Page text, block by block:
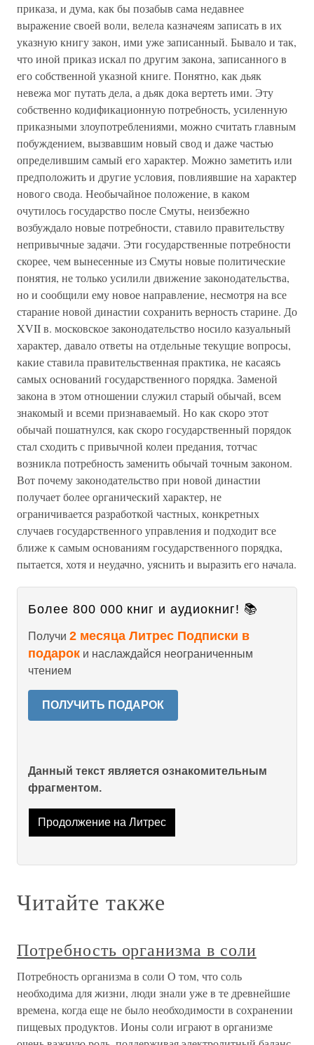
приказа, и дума, как бы позабыв сама недавнее
выражение своей воли, велела казначеям записать в их
указную книгу закон, ими уже записанный. Бывало и так,
что иной приказ искал по другим закона, записанного в
его собственной указной книге. Понятно, как дьяк
невежа мог путать дела, а дьяк дока вертеть ими. Эту
собственно кодификационную потребность, усиленную
приказными злоупотреблениями, можно считать главным
побуждением, вызвавшим новый свод и даже частью
определившим самый его характер. Можно заметить или
предположить и другие условия, повлиявшие на характер
нового свода. Необычайное положение, в каком
очутилось государство после Смуты, неизбежно
возбуждало новые потребности, ставило правительству
непривычные задачи. Эти государственные потребности
скорее, чем вынесенные из Смуты новые политические
понятия, не только усилили движение законодательства,
но и сообщили ему новое направление, несмотря на все
старание новой династии сохранить верность старине. До
XVII в. московское законодательство носило казуальный
характер, давало ответы на отдельные текущие вопросы,
какие ставила правительственная практика, не касаясь
самых оснований государственного порядка. Заменой
закона в этом отношении служил старый обычай, всем
знакомый и всеми признаваемый. Но как скоро этот
обычай пошатнулся, как скоро государственный порядок
стал сходить с привычной колеи предания, тотчас
возникла потребность заменить обычай точным законом.
Вот почему законодательство при новой династии
получает более органический характер, не
ограничивается разработкой частных, конкретных
случаев государственного управления и подходит все
ближе к самым основаниям государственного порядка,
пытается, хотя и неудачно, уяснить и выразить его начала.
Более 800 000 книг и аудиокниг! 📚
Получи 2 месяца Литрес Подписки в
подарок и наслаждайся неограниченным
чтением
ПОЛУЧИТЬ ПОДАРОК
Данный текст является ознакомительным
фрагментом.
Продолжение на Литрес
Читайте также
Потребность организма в соли
Потребность организма в соли О том, что соль
необходима для жизни, люди знали уже в те древнейшие
времена, когда еще не было необходимости в сохранении
пищевых продуктов. Ионы соли играют в организме